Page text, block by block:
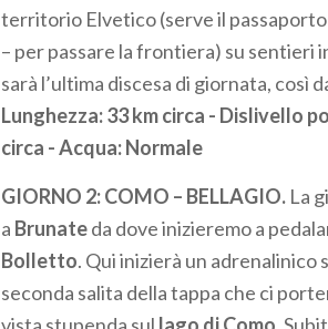
territorio Elvetico (serve il
– per passare la frontiera) su sentieri
sarà l’ultima discesa di giornata, così
Lunghezza: 33 km circa - Dislivello
circa - Acqua: Normale
GIORNO 2: COMO – BELLAGIO. La
a Brunateda dove inizieremo a
Bolletto. Qui inizierà un adrenalinico
seconda salita della tappa che ci
vista stupenda sul lago di Como.